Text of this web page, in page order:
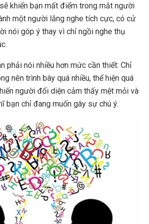
khiến bạn mất điểm trong mắt người
một người lắng nghe tích cực, có cử
nói góp ý thay vì chỉ ngồi nghe thụ
phải nói nhiều hơn mức cần thiết: Chỉ
nên trình bày quá nhiều, thể hiện quá
người đối diện cảm thấy mệt mỏi và
bạn chỉ đang muốn gây sự chú ý.